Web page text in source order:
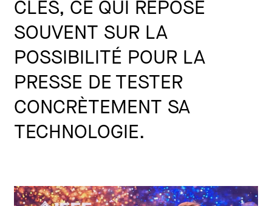
CLÉS, CE QUI REPOSE
SOUVENT SUR LA
POSSIBILITÉ POUR LA
PRESSE DE TESTER
CONCRÈTEMENT SA
TECHNOLOGIE.